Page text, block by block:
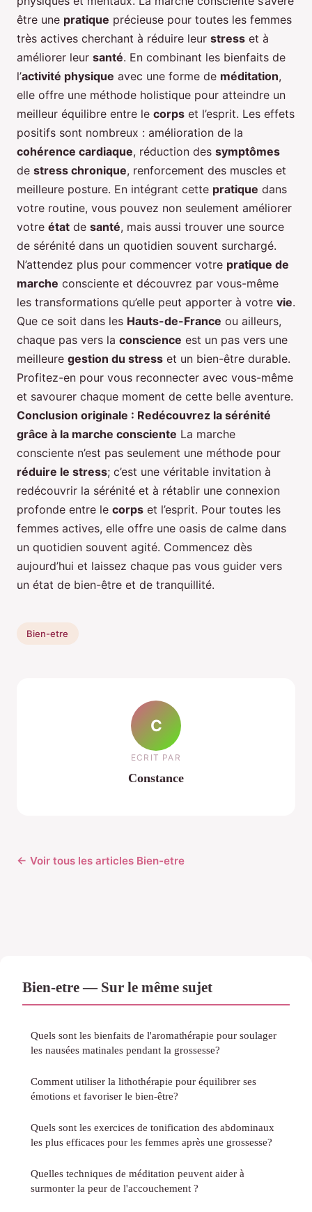
être une pratique précieuse pour toutes les femmes
très actives cherchant à réduire leur stress et à
améliorer leur santé. En combinant les bienfaits de
l’activité physique avec une forme de méditation,
elle offre une méthode holistique pour atteindre un
meilleur équilibre entre le corps et l’esprit. Les effets
positifs sont nombreux : amélioration de la
cohérence cardiaque, réduction des symptômes
de stress chronique, renforcement des muscles et
meilleure posture. En intégrant cette pratique dans
votre routine, vous pouvez non seulement améliorer
votre état de santé, mais aussi trouver une source
de sérénité dans un quotidien souvent surchargé.
N’attendez plus pour commencer votre pratique de
marche consciente et découvrez par vous-même
les transformations qu’elle peut apporter à votre vie.
Que ce soit dans les Hauts-de-France ou ailleurs,
chaque pas vers la conscience est un pas vers une
meilleure gestion du stress et un bien-être durable.
Profitez-en pour vous reconnecter avec vous-même
et savourer chaque moment de cette belle aventure.
Conclusion originale : Redécouvrez la sérénité
grâce à la marche consciente La marche
consciente n’est pas seulement une méthode pour
réduire le stress; c’est une véritable invitation à
redécouvrir la sérénité et à rétablir une connexion
profonde entre le corps et l’esprit. Pour toutes les
femmes actives, elle offre une oasis de calme dans
un quotidien souvent agité. Commencez dès
aujourd’hui et laissez chaque pas vous guider vers
un état de bien-être et de tranquillité.
Bien-etre
C
ECRIT PAR
Constance
← Voir tous les articles Bien-etre
Bien-etre — Sur le même sujet
Quels sont les bienfaits de l'aromathérapie pour soulager
les nausées matinales pendant la grossesse?
Comment utiliser la lithothérapie pour équilibrer ses
émotions et favoriser le bien-être?
Quels sont les exercices de tonification des abdominaux
les plus efficaces pour les femmes après une grossesse?
Quelles techniques de méditation peuvent aider à
surmonter la peur de l'accouchement ?